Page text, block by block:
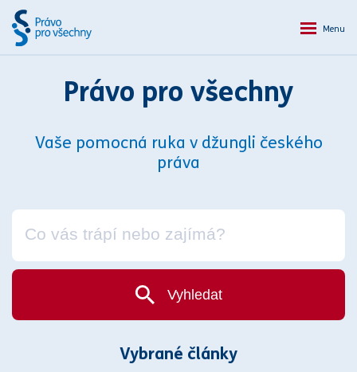
Menu
Právo pro všechny
Vaše pomocná ruka v džungli českého
práva
Vyhledat
Vybrané články